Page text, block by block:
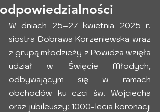
odpowiedzialności
W dniach 25–27 kwietnia 2025 r.
siostra Dobrawa Korzeniewska wraz
z grupą młodzieży z Powidza wzięła
udział w Święcie Młodych,
odbywającym się w ramach
obchodów ku czci św. Wojciecha
oraz jubileuszy: 1000-lecia koronacji